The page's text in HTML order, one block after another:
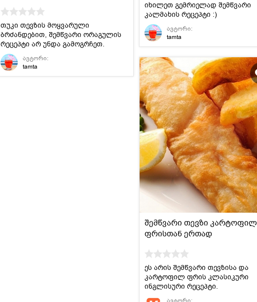
იხილეთ გემრიელად შემწვარი
კალმახის რეცეპტი :)
ავტორი:
tamta
თუკი თევზის მოყვარული
ბრძანდებით, შემწვარი ორაგულის
რეცეპტი არ უნდა გამოგრჩეთ.
ავტორი:
tamta
შემწვარი თევზი კარტოფილ
ფრისთან ერთად
ეს არის შემწვარი თევზისა და
კარტოფილ ფრის კლასიკური
ინგლისური რეცეპტი.